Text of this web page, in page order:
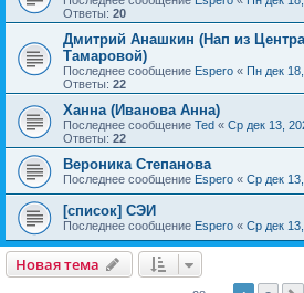
Ответы: 20
Дмитрий Анашкин (Нап из
Тамаровой)
Последнее сообщение Espero « Пн дек
Ответы: 22
Ханна (Иванова Анна)
Последнее сообщение Ted « Ср дек 13,
Ответы: 22
Вероника Степанова
Последнее сообщение Espero « Ср дек
[список] СЭИ
Последнее сообщение Espero « Ср дек
Новая тема